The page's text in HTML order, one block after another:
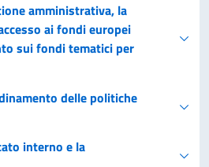
amministrativa, la
ai fondi europei
sui fondi tematici per
delle politiche
interno e la